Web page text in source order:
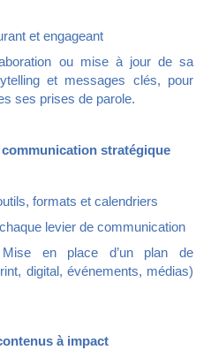
et engageant
ou mise à jour de sa
et messages clés, pour
ses prises de parole.
stratégique
formats et calendriers
levier de communication
Mise en place d’un plan de
digital, événements, médias)
à impact